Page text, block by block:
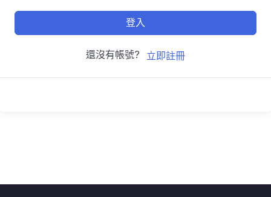
登入
還沒有帳號? 立即註冊